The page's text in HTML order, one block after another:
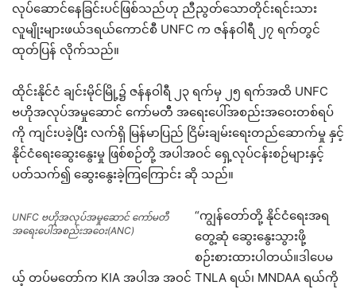
လုပ်ဆောင်နေခြင်းပင်ဖြစ်သည်ဟု ညီညွတ်သောတိုင်းရင်းသား
လူမျိုးများဖယ်ဒရယ်ကောင်စီ UNFC က ဇန်နဝါရီ ၂၇ ရက်တွင်
ထုတ်ပြန် လိုက်သည်။
ထိုင်းနိုင်ငံ ချင်းမိုင်မြို့၌ ဇန်နဝါရီ ၂၃ ရက်မှ ၂၅ ရက်အထိ UNFC
ဗဟိုအလုပ်အမှုဆောင် ကော်မတီ အရေးပေါ်အစည်းအဝေးတစ်ရပ်
ကို ကျင်းပခဲ့ပြီး လက်ရှိ မြန်မာပြည် ငြိမ်းချမ်းရေးတည်ဆောက်မှု နှင့်
နိုင်ငံရေးဆွေးနွေးမှု ဖြစ်စဉ်တို့ အပါအဝင် ရှေ့လုပ်ငန်းစဉ်များနှင့်
ပတ်သက်၍ ဆွေးနွေးခဲ့ကြကြောင်း ဆို သည်။
UNFC ဗဟိုအလုပ်အမှုဆောင် ကော်မတီ
အရေးပေါ်အစည်းအဝေး(ANC)
“ကျွန်တော်တို့ နိုင်ငံရေးအရ
တွေ့ဆုံ ဆွေးနွေးသွားဖို့
စဉ်းစားထားပါတယ်။ဒါပေမ
ယ့် တပ်မတော်က KIA အပါအ အဝင် TNLA ရယ်၊ MNDAA ရယ်ကို